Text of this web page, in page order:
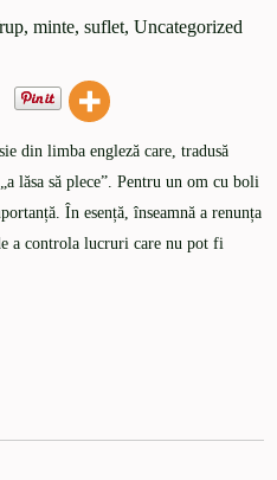
minte, suflet, Uncategorized
din limba engleză care, tradusă
lăsa să plece”. Pentru un om cu boli
În esență, înseamnă a renunța
a controla lucruri care nu pot fi